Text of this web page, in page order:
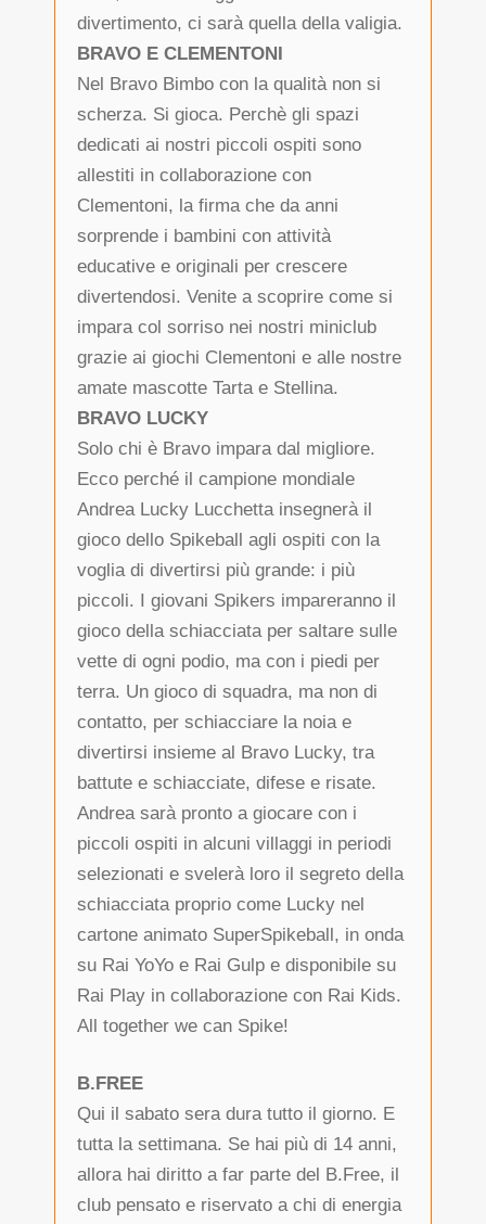
divertimento, ci sarà quella della valigia.
BRAVO E CLEMENTONI
Nel Bravo Bimbo con la qualità non si
scherza. Si gioca. Perchè gli spazi
dedicati ai nostri piccoli ospiti sono
allestiti in collaborazione con
Clementoni, la firma che da anni
sorprende i bambini con attività
educative e originali per crescere
divertendosi. Venite a scoprire come si
impara col sorriso nei nostri miniclub
grazie ai giochi Clementoni e alle nostre
amate mascotte Tarta e Stellina.
BRAVO LUCKY
Solo chi è Bravo impara dal migliore.
Ecco perché il campione mondiale
Andrea Lucky Lucchetta insegnerà il
gioco dello Spikeball agli ospiti con la
voglia di divertirsi più grande: i più
piccoli. I giovani Spikers impareranno il
gioco della schiacciata per saltare sulle
vette di ogni podio, ma con i piedi per
terra. Un gioco di squadra, ma non di
contatto, per schiacciare la noia e
divertirsi insieme al Bravo Lucky, tra
battute e schiacciate, difese e risate.
Andrea sarà pronto a giocare con i
piccoli ospiti in alcuni villaggi in periodi
selezionati e svelerà loro il segreto della
schiacciata proprio come Lucky nel
cartone animato SuperSpikeball, in onda
su Rai YoYo e Rai Gulp e disponibile su
Rai Play in collaborazione con Rai Kids.
All together we can Spike!
B.FREE
Qui il sabato sera dura tutto il giorno. E
tutta la settimana. Se hai più di 14 anni,
allora hai diritto a far parte del B.Free, il
club pensato e riservato a chi di energia